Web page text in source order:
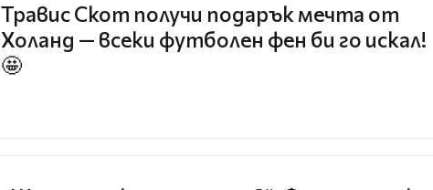
Травис Скот получи подарък мечта от
Холанд — всеки футболен фен би го искал!
🤩